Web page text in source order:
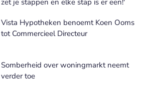
zet je stappen en elke stap is er een!'
Vista Hypotheken benoemt Koen Ooms
tot Commercieel Directeur
Somberheid over woningmarkt neemt
verder toe